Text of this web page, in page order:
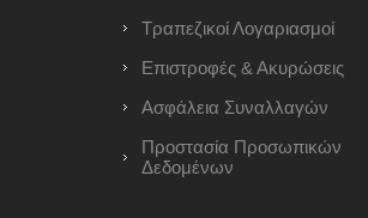
Τραπεζικοί Λογαριασμοί
Επιστροφές & Ακυρώσεις
Ασφάλεια Συναλλαγών
Προστασία Προσωπικών
Δεδομένων